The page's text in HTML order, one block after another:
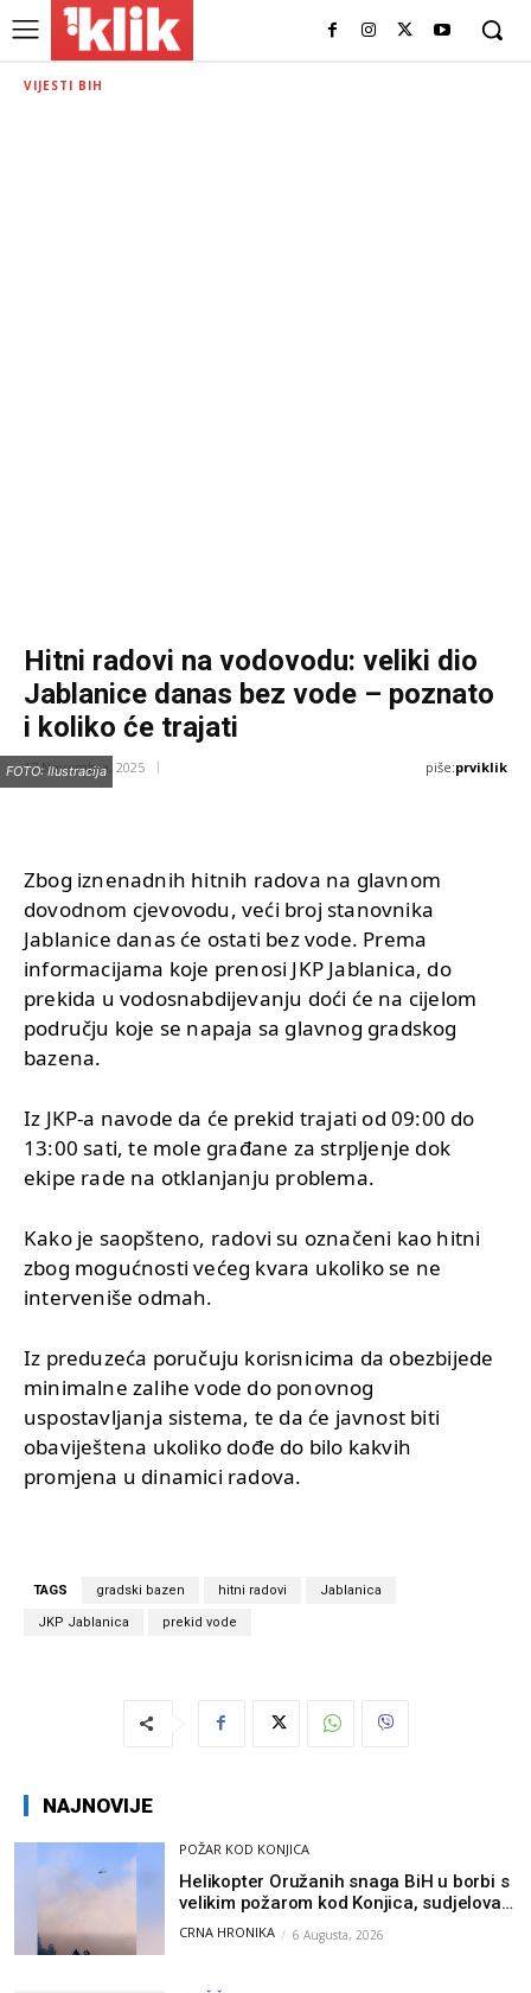
VIJESTI BIH
Hitni radovi na vodovodu: veliki dio
Jablanice danas bez vode – poznato
i koliko će trajati
17 Novembra, 2025 piše:prviklik
FOTO: Ilustracija
Zbog iznenadnih hitnih radova na glavnom
dovodnom cjevovodu, veći broj stanovnika
Jablanice danas će ostati bez vode. Prema
informacijama koje prenosi JKP Jablanica, do
prekida u vodosnabdijevanju doći će na cijelom
području koje se napaja sa glavnog gradskog
bazena.
Iz JKP-a navode da će prekid trajati od 09:00 do
13:00 sati, te mole građane za strpljenje dok
ekipe rade na otklanjanju problema.
Kako je saopšteno, radovi su označeni kao hitni
zbog mogućnosti većeg kvara ukoliko se ne
interveniše odmah.
Iz preduzeća poručuju korisnicima da obezbijede
minimalne zalihe vode do ponovnog
uspostavljanja sistema, te da će javnost biti
obaviještena ukoliko dođe do bilo kakvih
promjena u dinamici radova.
TAGS gradski bazen hitni radovi Jablanica
JKP Jablanica prekid vode
NAJNOVIJE
POŽAR KOD KONJICA
Helikopter Oružanih snaga BiH u borbi s
velikim požarom kod Konjica, sudjelovao
i Air Tractor
CRNA HRONIKA 6 Augusta, 2026